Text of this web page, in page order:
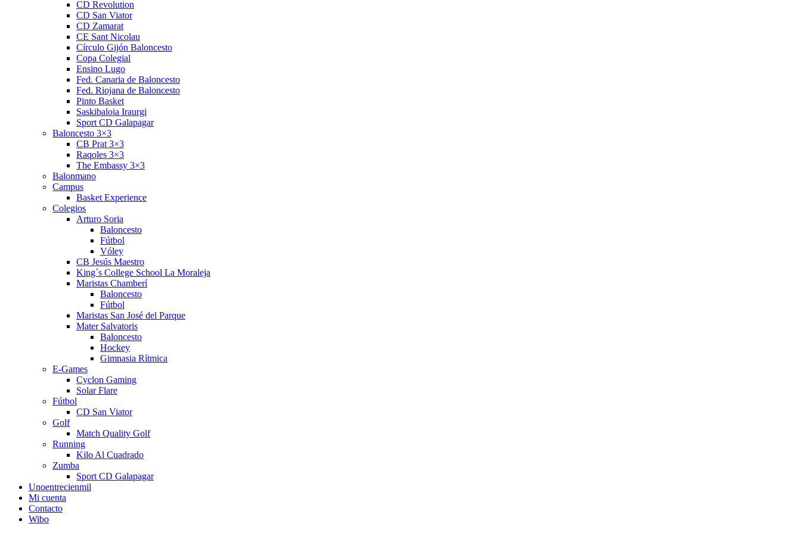
CD Revolution
CD San Viator
CD Zamarat
CE Sant Nicolau
Círculo Gijón Baloncesto
Copa Colegial
Ensino Lugo
Fed. Canaria de Baloncesto
Fed. Riojana de Baloncesto
Pinto Basket
Saskibaloia Iraurgi
Sport CD Galapagar
Baloncesto 3×3
CB Prat 3×3
Raqoles 3×3
The Embassy 3×3
Balonmano
Campus
Basket Experience
Colegios
Arturo Soria
Baloncesto
Fútbol
Vóley
CB Jesús Maestro
King´s College School La Moraleja
Maristas Chamberí
Baloncesto
Fútbol
Maristas San José del Parque
Mater Salvatoris
Baloncesto
Hockey
Gimnasia Rítmica
E-Games
Cyclon Gaming
Solar Flare
Fútbol
CD San Viator
Golf
Match Quality Golf
Running
Kilo Al Cuadrado
Zumba
Sport CD Galapagar
Unoentrecienmil
Mi cuenta
Contacto
Wibo